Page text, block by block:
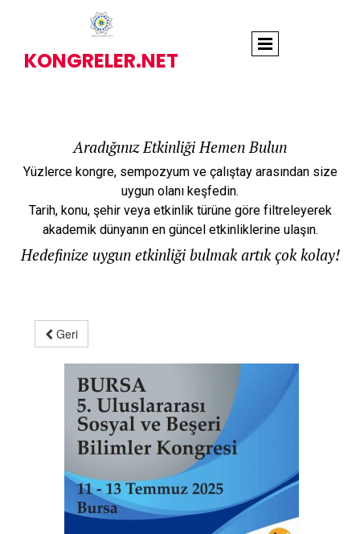
KONGRELER.NET
Aradığınız Etkinliği Hemen Bulun
Yüzlerce kongre, sempozyum ve çalıştay arasından size
uygun olanı keşfedin.
Tarih, konu, şehir veya etkinlik türüne göre filtreleyerek
akademik dünyanın en güncel etkinliklerine ulaşın.
Hedefinize uygun etkinliği bulmak artık çok kolay!
Geri